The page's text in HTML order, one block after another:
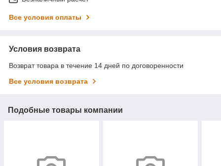
Все условия оплаты
Условия возврата
Возврат товара в течение 14 дней по договоренности
Все условия возврата
Подобные товары компании